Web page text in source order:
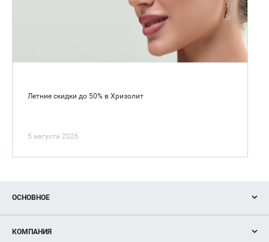
Летние скидки до 50% в Хризолит
5 августа 2026
ОСНОВНОЕ
Новости
КОМПАНИЯ